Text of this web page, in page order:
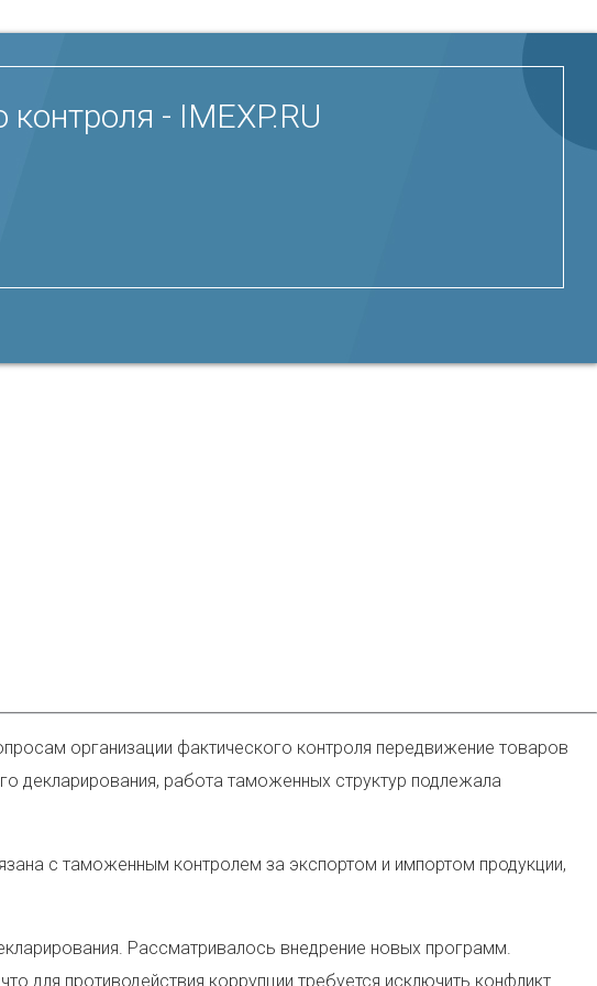
- IMEXP.RU
организации фактического контроля передвижение товаров
декларирования, работа таможенных структур подлежала
с таможенным контролем за экспортом и импортом продукции,
Рассматривалось внедрение новых программ.
противодействия коррупции требуется исключить конфликт